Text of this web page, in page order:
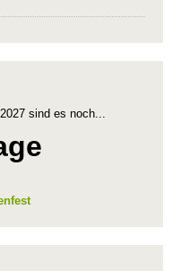
sind es noch...